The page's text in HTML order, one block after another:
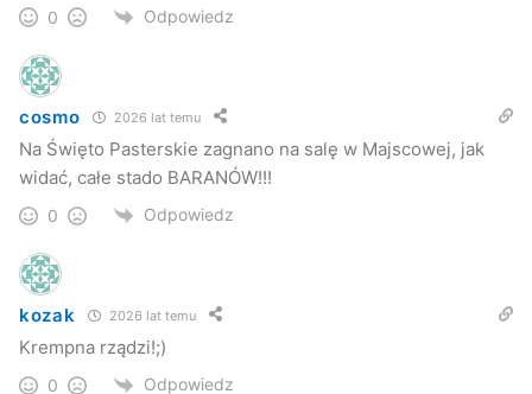
0 Odpowiedz
cosmo 2026 lat temu
Na Święto Pasterskie zagnano na salę w Majscowej, jak
widać, całe stado BARANÓW!!!
0 Odpowiedz
kozak 2026 lat temu
Krempna rządzi!;)
0 Odpowiedz